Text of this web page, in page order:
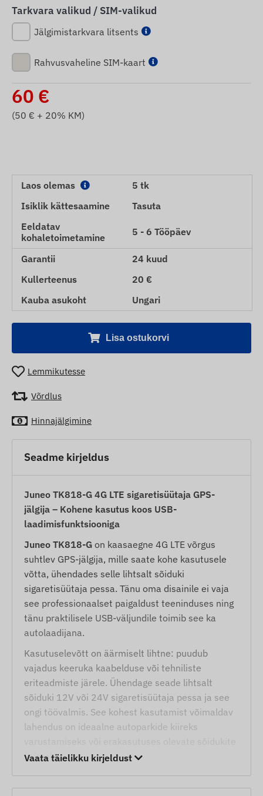
Tarkvara valikud / SIM-valikud
Jälgimistarkvara litsents
Rahvusvaheline SIM-kaart
60 €
(50 € + 20% KM)
Laos olemas
5 tk
Isiklik kättesaamine
Tasuta
Eeldatav
kohaletoimetamine
5 - 6 Tööpäev
Garantii
24 kuud
Kullerteenus
20 €
Kauba asukoht
Ungari
Lisa ostukorvi
Lemmikutesse
Võrdlus
Hinnajälgimine
Seadme kirjeldus
Juneo TK818-G 4G LTE sigaretisüütaja GPS-
jälgija – Kohene kasutus koos USB-
laadimisfunktsiooniga
Juneo TK818-G on kaasaegne 4G LTE võrgus
suhtlev GPS-jälgija, mille saate kohe kasutusele
võtta, ühendades selle lihtsalt sõiduki
sigaretisüütaja pessa. Tänu oma disainile ei vaja
see professionaalset paigaldust teeninduses ning
tänu praktilisele USB-väljundile toimib see ka
autolaadijana.
Kasutuselevõtt on äärmiselt lihtne: puudub
vajadus keeruka kaabelduse või tehniliste
eriteadmiste järele. Ühendage seade lihtsalt
sõiduki 12V või 24V sigaretisüütaja pessa ja see
ongi töövalmis. See kohest kasutamist võimaldav
lahendus on ideaalne autoparkide kiireks
kaitseks.
Seade ei toimi mitte ainult jälgimisseadmena, vaid
tänu sisseehitatud USB-pordile sobib see reisi ajal
Vaata täielikku kirjeldust